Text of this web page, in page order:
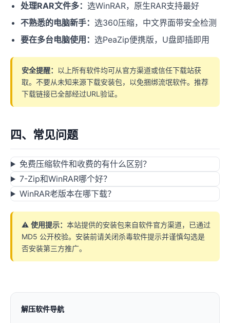
处理RAR文件多： 选WinRAR，原生RAR支持最好
不熟悉的电脑新手： 选360压缩，中文界面带安全检测
要在多台电脑使用： 选PeaZip便携版，U盘即插即用
安全提醒： 以上所有软件均可从官方渠道或信任下载站获
取。不要从未知来源下载安装包，以免捆绑流氓软件。推荐
下载链接已全部经过URL验证。
四、常见问题
免费压缩软件和收费的有什么区别？
7-Zip和WinRAR哪个好？
WinRAR老版本在哪下载？
⚠️ 使用提示： 本站提供的安装包来自软件官方渠道，已通过
MD5 公开校验。安装前请关闭杀毒软件提示并谨慎勾选是
否安装第三方推广。
解压软件导航